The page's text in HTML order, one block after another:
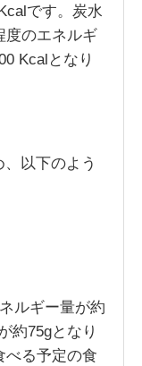
です。炭水
度のエネルギ
Kcalとなり
以下のよう
ルギー量が約
約75gとなり
べる予定の食